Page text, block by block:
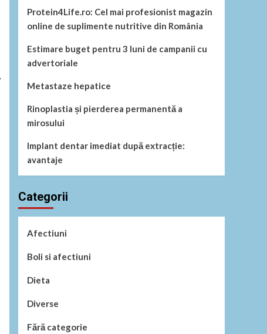
Protein4Life.ro: Cel mai profesionist magazin
online de suplimente nutritive din România
Estimare buget pentru 3 luni de campanii cu
advertoriale
Metastaze hepatice
Rinoplastia și pierderea permanentă a
mirosului
Implant dentar imediat după extracție:
avantaje
Categorii
Afectiuni
Boli si afectiuni
Dieta
Diverse
Fără categorie